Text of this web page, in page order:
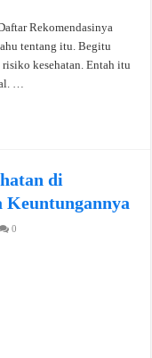
Rekomendasinya
tentang itu. Begitu
kesehatan. Entah itu
…
di
Keuntungannya
0